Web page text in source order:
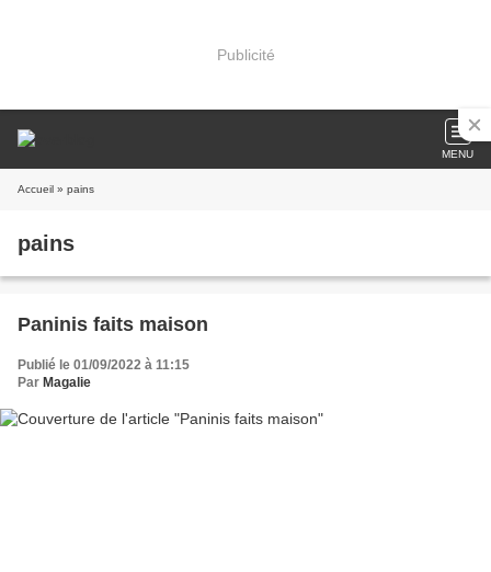
Publicité
MENU
Accueil » pains
pains
Paninis faits maison
Publié le 01/09/2022 à 11:15
Par Magalie